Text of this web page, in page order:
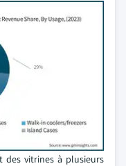
des vitrines à plusieurs